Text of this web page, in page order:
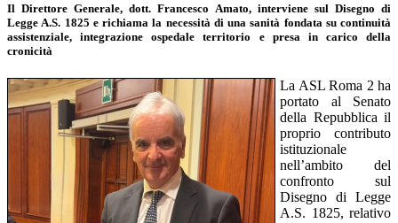
Il Direttore Generale, dott. Francesco Amato, interviene sul Disegno di
Legge A.S. 1825 e richiama la necessità di una sanità fondata su continuità
assistenziale, integrazione ospedale territorio e presa in carico della
cronicità
La ASL Roma 2 ha
portato al Senato
della Repubblica il
proprio contributo
istituzionale
nell’ambito del
confronto sul
Disegno di Legge
A.S. 1825, relativo